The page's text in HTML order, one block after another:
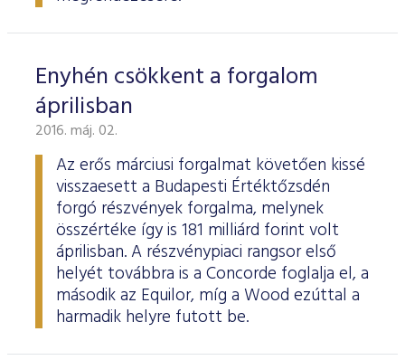
Enyhén csökkent a forgalom
áprilisban
2016. máj. 02.
Az erős márciusi forgalmat követően kissé
visszaesett a Budapesti Értéktőzsdén
forgó részvények forgalma, melynek
összértéke így is 181 milliárd forint volt
áprilisban. A részvénypiaci rangsor első
helyét továbbra is a Concorde foglalja el, a
második az Equilor, míg a Wood ezúttal a
harmadik helyre futott be.